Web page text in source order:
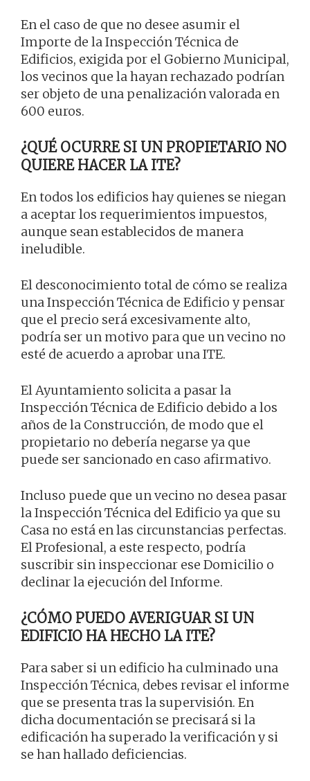
En el caso de que no desee asumir el
Importe de la Inspección Técnica de
Edificios, exigida por el Gobierno Municipal,
los vecinos que la hayan rechazado podrían
ser objeto de una penalización valorada en
600 euros.
¿QUÉ OCURRE SI UN PROPIETARIO NO
QUIERE HACER LA ITE?
En todos los edificios hay quienes se niegan
a aceptar los requerimientos impuestos,
aunque sean establecidos de manera
ineludible.
El desconocimiento total de cómo se realiza
una Inspección Técnica de Edificio y pensar
que el precio será excesivamente alto,
podría ser un motivo para que un vecino no
esté de acuerdo a aprobar una ITE.
El Ayuntamiento solicita a pasar la
Inspección Técnica de Edificio debido a los
años de la Construcción, de modo que el
propietario no debería negarse ya que
puede ser sancionado en caso afirmativo.
Incluso puede que un vecino no desea pasar
la Inspección Técnica del Edificio ya que su
Casa no está en las circunstancias perfectas.
El Profesional, a este respecto, podría
suscribir sin inspeccionar ese Domicilio o
declinar la ejecución del Informe.
¿CÓMO PUEDO AVERIGUAR SI UN
EDIFICIO HA HECHO LA ITE?
Para saber si un edificio ha culminado una
Inspección Técnica, debes revisar el informe
que se presenta tras la supervisión. En
dicha documentación se precisará si la
edificación ha superado la verificación y si
se han hallado deficiencias.